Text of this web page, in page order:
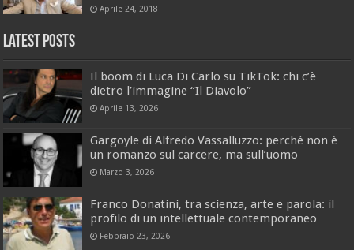
Aprile 24, 2018
Latest Posts
Il boom di Luca Di Carlo su TikTok: chi c’è
dietro l’immagine “Il Diavolo”
Aprile 13, 2026
Gargoyle di Alfredo Vassalluzzo: perché non è
un romanzo sul carcere, ma sull’uomo
Marzo 3, 2026
Franco Donatini, tra scienza, arte e parola: il
profilo di un intellettuale contemporaneo
Febbraio 23, 2026